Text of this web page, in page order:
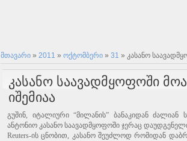
მთავარი » 2011 » ოქტომბერი » 31 » კასანო
კასანო საავადმყოფოში
იშემიაა
გუშინ, იტალიური “მილანის” ბანაკიდან
ანტონიო კასანო საავადმყოფოში ჯერაც
Reuters-ის ცნობით, კასანო შეუძლოდ რომიდან